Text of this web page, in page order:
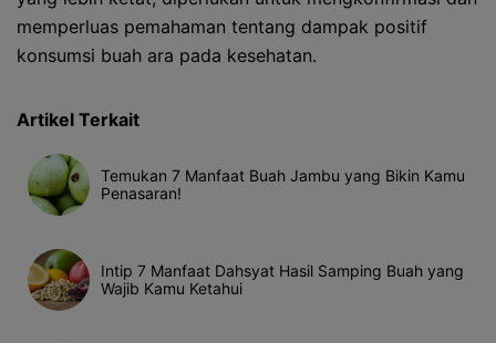
memperluas pemahaman tentang dampak positif
konsumsi buah ara pada kesehatan.
Artikel Terkait
Temukan 7 Manfaat Buah Jambu yang Bikin Kamu
Penasaran!
Intip 7 Manfaat Dahsyat Hasil Samping Buah yang
Wajib Kamu Ketahui